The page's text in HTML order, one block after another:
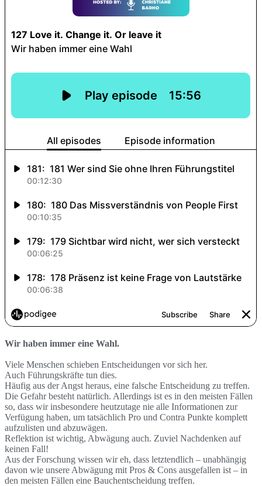
Wir haben immer eine Wahl.
Viele Menschen schieben Entscheidungen vor sich her.
Auch Führungskräfte tun dies.
Häufig aus der Angst heraus, eine falsche Entscheidung zu treffen.
Die Gefahr besteht natürlich. Allerdings ist es in den meisten Fällen
so, dass wir insbesondere heutzutage nie alle Informationen zur
Verfügung haben, um tatsächlich Pro und Contra Punkte komplett
aufzulisten und abzuwägen.
Reflektion ist wichtig, Abwägung auch. Zuviel Nachdenken auf
keinen Fall!
Aus der Forschung wissen wir eh, dass letztendlich – unabhängig
davon wie unsere Abwägung mit Pros & Cons ausgefallen ist – in
den meisten Fällen eine Bauchentscheidung treffen.